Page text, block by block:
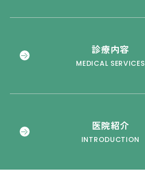
診療内容
MEDICAL SERVICES
医院紹介
INTRODUCTION